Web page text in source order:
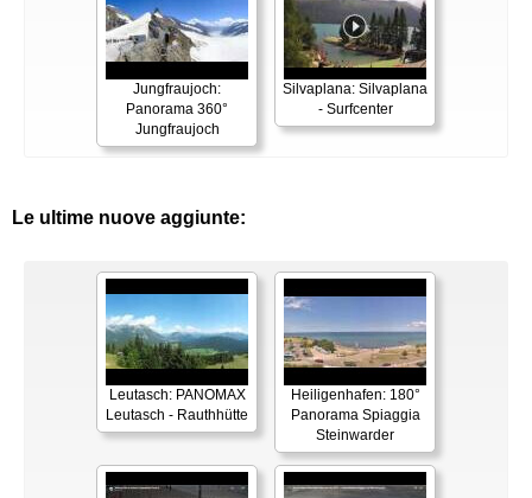
Jungfraujoch:
Panorama 360°
Jungfraujoch
Silvaplana: Silvaplana
- Surfcenter
Le ultime nuove aggiunte:
Leutasch: PANOMAX
Leutasch - Rauthhütte
Heiligenhafen: 180°
Panorama Spiaggia
Steinwarder